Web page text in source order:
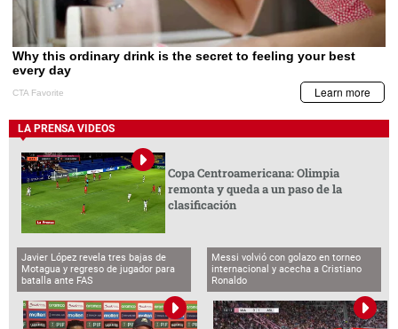
LA PRENSA VIDEOS
Copa Centroamericana: Olimpia
remonta y queda a un paso de la
clasificación
Javier López revela tres bajas de
Motagua y regreso de jugador para
batalla ante FAS
Messi volvió con golazo en torneo
internacional y acecha a Cristiano
Ronaldo